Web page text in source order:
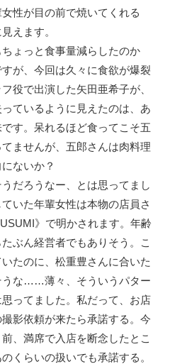
性が目の前で焼いてくれる
えます。
ょっと食事量減らしたのか
が、今回は久々に食欲が爆裂
役で出演した矢田亜希子が、
ているように見えたのは、あ
す。呆れるほど食ってこそ五
ませんが、五郎さんは肉料理
ないか？
だろうなー、とは思ってまし
いた年輩女性は本物の店員さ
》で明かされます。年齢
ぶん経営者でもありそう。こ
たのに、松重豊さんに合いた
うな……薄々、そういうパター
ってました。私だって、お店
影依頼が来たら承諾する。今
、満席で入店を断念したとこ
くらいの扱いでも承諾する。